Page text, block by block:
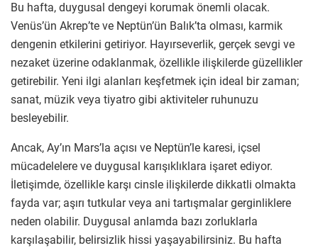
Bu hafta, duygusal dengeyi korumak önemli olacak.
Venüs’ün Akrep’te ve Neptün’ün Balık’ta olması, karmik
dengenin etkilerini getiriyor. Hayırseverlik, gerçek sevgi ve
nezaket üzerine odaklanmak, özellikle ilişkilerde güzellikler
getirebilir. Yeni ilgi alanları keşfetmek için ideal bir zaman;
sanat, müzik veya tiyatro gibi aktiviteler ruhunuzu
besleyebilir.
Ancak, Ay’ın Mars’la açısı ve Neptün’le karesi, içsel
mücadelelere ve duygusal karışıklıklara işaret ediyor.
İletişimde, özellikle karşı cinsle ilişkilerde dikkatli olmakta
fayda var; aşırı tutkular veya ani tartışmalar gerginliklere
neden olabilir. Duygusal anlamda bazı zorluklarla
karşılaşabilir, belirsizlik hissi yaşayabilirsiniz. Bu hafta